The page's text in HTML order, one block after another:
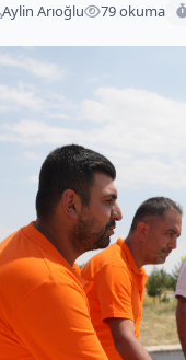
Aylin Arıoğlu 79 okuma